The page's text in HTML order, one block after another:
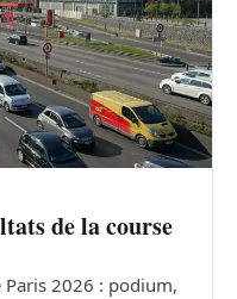
de la course
Paris 2026 : podium,